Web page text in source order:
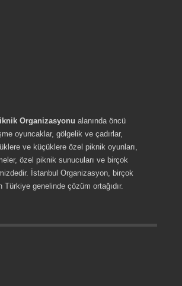
Organizasyonu alanında öncü
oyuncaklar, gölgelik ve çadırlar,
ve küçüklere özel piknik oyunları,
özel piknik sunucuları ve birçok
İstanbul Organizasyon, birçok
Türkiye genelinde çözüm ortağıdır.